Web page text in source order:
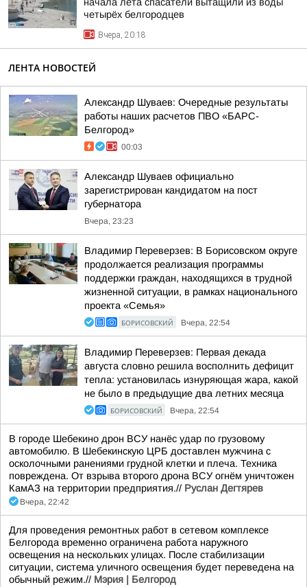
четырёх белгородцев
Вчера, 20:18
ЛЕНТА НОВОСТЕЙ
Александр Шуваев: Очередные результаты
работы наших расчетов ПВО «БАРС-
Белгород»
00:03
Александр Шуваев официально
зарегистрирован кандидатом на пост
губернатора
Вчера, 23:23
Владимир Переверзев: В Борисовском округе
продолжается реализация программы
поддержки граждан, находящихся в трудной
жизненной ситуации, в рамках национального
проекта «Семья»
БОРИСОВСКИЙ Вчера, 22:54
Владимир Переверзев: Первая декада
августа словно решила восполнить дефицит
тепла: установилась изнуряющая жара, какой
не было в предыдущие два летних месяца
БОРИСОВСКИЙ Вчера, 22:54
В городе Шебекино дрон ВСУ нанёс удар по грузовому
автомобилю. В Шебекинскую ЦРБ доставлен мужчина с
осколочными ранениями грудной клетки и плеча. Техника
повреждена. От взрыва второго дрона ВСУ огнём уничтожен
КамАЗ на территории предприятия.// Руслан Дегтярев
Вчера, 22:42
Для проведения ремонтных работ в сетевом комплексе
Белгорода временно ограничена работа наружного
освещения на нескольких улицах. После стабилизации
ситуации, система уличного освещения будет переведена на
обычный режим.// Мэрия | Белгород